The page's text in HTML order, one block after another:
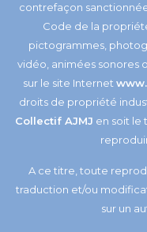
contrefaçon
Code de la
pictogrammes,
vidéo, animées sonores
sur le site Internet
droits de propriété
Collectif AJMJ en soit le
A ce titre, toute
traduction et/ou
sur un